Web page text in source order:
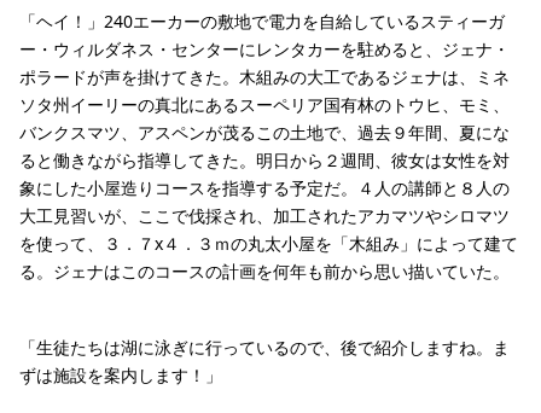
「ヘイ！」240エーカーの敷地で電力を自給しているスティーガ
ー・ウィルダネス・センターにレンタカーを駐めると、ジェナ・
ポラードが声を掛けてきた。木組みの大工であるジェナは、ミネ
ソタ州イーリーの真北にあるスーペリア国有林のトウヒ、モミ、
バンクスマツ、アスペンが茂るこの土地で、過去９年間、夏にな
ると働きながら指導してきた。明日から２週間、彼女は女性を対
象にした小屋造りコースを指導する予定だ。４人の講師と８人の
大工見習いが、ここで伐採され、加工されたアカマツやシロマツ
を使って、３．７x４．３ｍの丸太小屋を「木組み」によって建て
る。ジェナはこのコースの計画を何年も前から思い描いていた。
「生徒たちは湖に泳ぎに行っているので、後で紹介しますね。ま
ずは施設を案内します！」